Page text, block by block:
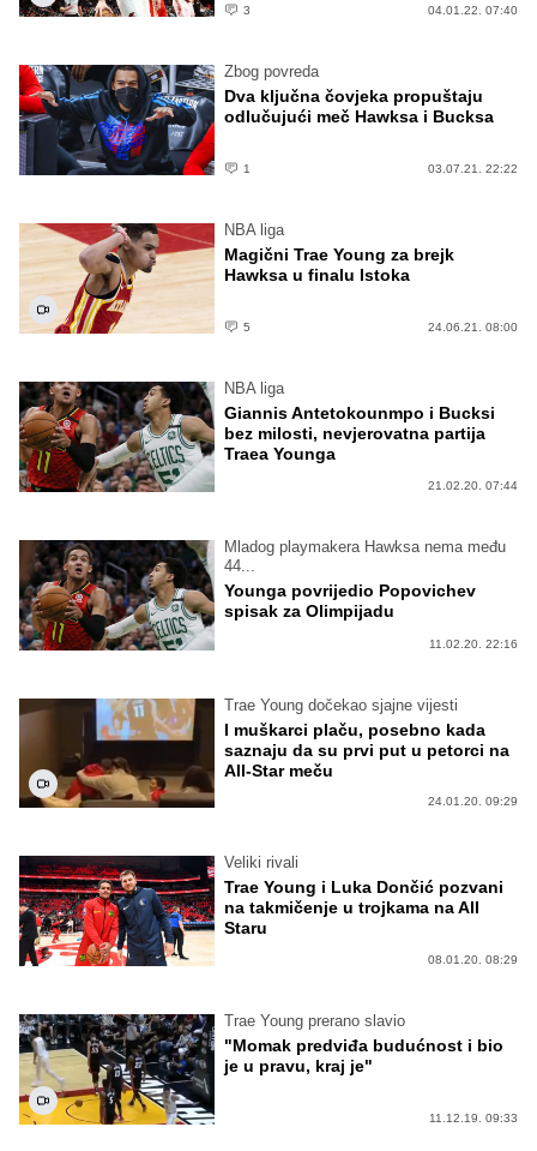
3 04.01.22. 07:40
Zbog povreda
Dva ključna čovjeka propuštaju
odlučujući meč Hawksa i Bucksa
1 03.07.21. 22:22
NBA liga
Magični Trae Young za brejk
Hawksa u finalu Istoka
5 24.06.21. 08:00
NBA liga
Giannis Antetokounmpo i Bucksi
bez milosti, nevjerovatna partija
Traea Younga
21.02.20. 07:44
Mladog playmakera Hawksa nema među
44...
Younga povrijedio Popovichev
spisak za Olimpijadu
11.02.20. 22:16
Trae Young dočekao sjajne vijesti
I muškarci plaču, posebno kada
saznaju da su prvi put u petorci na
All-Star meču
24.01.20. 09:29
Veliki rivali
Trae Young i Luka Dončić pozvani
na takmičenje u trojkama na All
Staru
08.01.20. 08:29
Trae Young prerano slavio
"Momak predviđa budućnost i bio
je u pravu, kraj je"
11.12.19. 09:33